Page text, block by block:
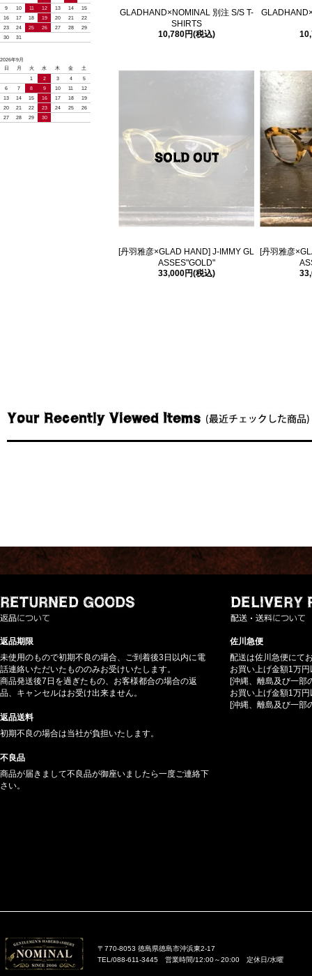
9
10 11 12 13 14
15
16
17 18 19 20 21
22
23
24 25 26 27 28
29
30
31
2026年9月
日
月 火 水 木 金
土
1
2 3 4
5
6
7 8 9 10 11
12
13
14 15 16 17 18
19
20
21 22 23 24 25
26
27
28 29 30
GLADHAND×NOMINAL 別注 S/S T-
SHIRTS
10,780円(税込)
[丹羽雅彦×GLAD HAND] J-IMMY GL
ASSES"GOLD"
33,000円(税込)
[丹羽雅彦
返品期限
未使用のもので初期不良の場合、ご到着後3日以内に電
話連絡いただいたもののみお受けいたします。
商品発送後7日を過ぎたもの、お客様都合の場合の返
品、キャンセルはお受け出来ません。
返品送料
初期不良の場合は当社が負担いたします。
不良品
商品が届きまして不良品が御座いましたら一度ご連絡下
さい。
佐川急便
配送は佐川急便にて
お買い上げ金額1万
[沖縄、離島及び一部
お買い上げ金額1万
[沖縄、離島及び一部
〒770-8053 徳島県徳島市沖浜東2-17
TEL/088-611-3445 営業時間/12:00～20:00 定休日/水曜